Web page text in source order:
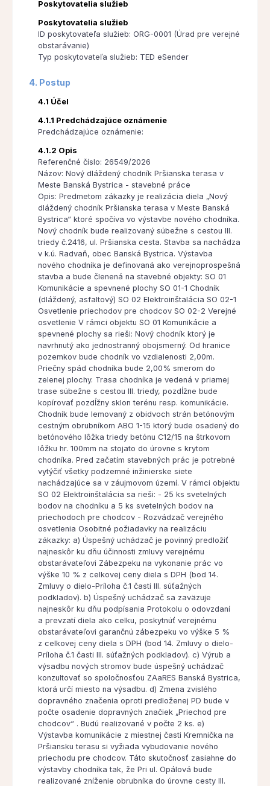
Poskytovatelia služieb
Poskytovatelia služieb
ID poskytovateľa služieb: ORG-0001 (Úrad pre verejné
obstarávanie)
Typ poskytovateľa služieb: TED eSender
4. Postup
4.1 Účel
4.1.1 Predchádzajúce oznámenie
Predchádzajúce oznámenie:
4.1.2 Opis
Referenčné číslo: 26549/2026
Názov: Nový dláždený chodník Pršianska terasa v
Meste Banská Bystrica - stavebné práce
Opis: Predmetom zákazky je realizácia diela „Nový
dláždený chodník Pršianska terasa v Meste Banská
Bystrica“ ktoré spočíva vo výstavbe nového chodníka.
Nový chodník bude realizovaný súbežne s cestou III.
triedy č.2416, ul. Pršianska cesta. Stavba sa nachádza
v k.ú. Radvaň, obec Banská Bystrica. Výstavba
nového chodníka je definovaná ako verejnoprospešná
stavba a bude členená na stavebné objekty: SO 01
Komunikácie a spevnené plochy SO 01-1 Chodník
(dláždený, asfaltový) SO 02 Elektroinštalácia SO 02-1
Osvetlenie priechodov pre chodcov SO 02-2 Verejné
osvetlenie V rámci objektu SO 01 Komunikácie a
spevnené plochy sa rieši: Nový chodník ktorý je
navrhnutý ako jednostranný obojsmerný. Od hranice
pozemkov bude chodník vo vzdialenosti 2,00m.
Priečny spád chodníka bude 2,00% smerom do
zelenej plochy. Trasa chodníka je vedená v priamej
trase súbežne s cestou III. triedy, pozdĺžne bude
kopírovať pozdĺžny sklon terénu resp. komunikácie.
Chodník bude lemovaný z obidvoch strán betónovým
cestným obrubníkom ABO 1-15 ktorý bude osadený do
betónového lôžka triedy betónu C12/15 na štrkovom
lôžku hr. 100mm na stojato do úrovne s krytom
chodníka. Pred začatím stavebných prác je potrebné
vytýčiť všetky podzemné inžinierske siete
nachádzajúce sa v záujmovom území. V rámci objektu
SO 02 Elektroinštalácia sa rieši: - 25 ks svetelných
bodov na chodníku a 5 ks svetelných bodov na
priechodoch pre chodcov - Rozvádzač verejného
osvetlenia Osobitné požiadavky na realizáciu
zákazky: a) Úspešný uchádzač je povinný predložiť
najneskôr ku dňu účinnosti zmluvy verejnému
obstarávateľovi Zábezpeku na vykonanie prác vo
výške 10 % z celkovej ceny diela s DPH (bod 14.
Zmluvy o dielo-Príloha č.1 časti III. súťažných
podkladov). b) Úspešný uchádzač sa zaväzuje
najneskôr ku dňu podpísania Protokolu o odovzdaní
a prevzatí diela ako celku, poskytnúť verejnému
obstarávateľovi garančnú zábezpeku vo výške 5 %
z celkovej ceny diela s DPH (bod 14. Zmluvy o dielo-
Príloha č.1 časti III. súťažných podkladov). c) Výrub a
výsadbu nových stromov bude úspešný uchádzač
konzultovať so spoločnosťou ZAaRES Banská Bystrica,
ktorá určí miesto na výsadbu. d) Zmena zvislého
dopravného značenia oproti predloženej PD bude v
počte osadenie dopravných značiek „Priechod pre
chodcov“ . Budú realizované v počte 2 ks. e)
Výstavba komunikácie z miestnej časti Kremnička na
Pršiansku terasu si vyžiada vybudovanie nového
priechodu pre chodcov. Táto skutočnosť zasiahne do
výstavby chodníka tak, že Pri ul. Opálová bude
realizované zníženie obrubníka do úrovne cesty III.